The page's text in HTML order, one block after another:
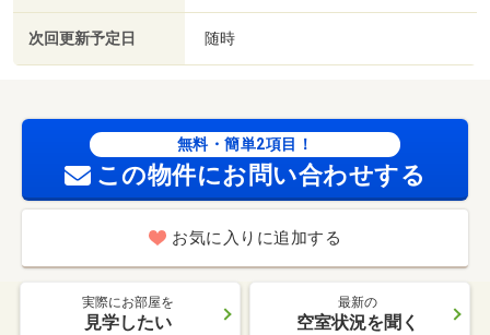
次回更新予定日 随時
無料・簡単2項目！
この物件にお問い合わせする
お気に入りに追加する
実際にお部屋を
見学したい
最新の
空室状況を聞く